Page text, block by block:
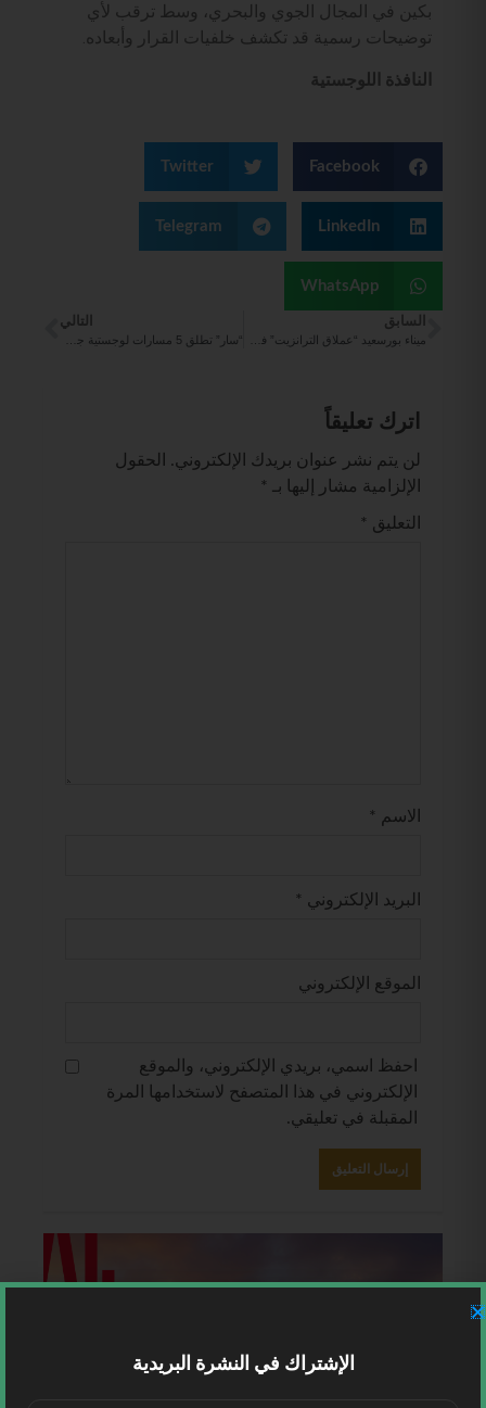
بكين في المجال الجوي والبحري، وسط ترقب لأي
توضيحات رسمية قد تكشف خلفيات القرار وأبعاده.
النافذة اللوجستية
Facebook
Twitter
LinkedIn
Telegram
WhatsApp
السابق التالي
اترك تعليقاً
لن يتم نشر عنوان بريدك الإلكتروني.
الحقول
الإلزامية مشار إليها بـ
*
التعليق *
الاسم *
البريد الإلكتروني *
الموقع الإلكتروني
احفظ اسمي، بريدي الإلكتروني، والموقع
الإلكتروني في هذا المتصفح لاستخدامها المرة
المقبلة في تعليقي.
الإشتراك في النشرة البريدية